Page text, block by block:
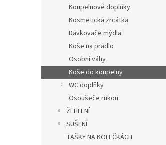
Koupelnové doplňky
Kosmetická zrcátka
Dávkovače mýdla
Koše na prádlo
Osobní váhy
Koše do koupelny
WC doplňky
Osoušeče rukou
ŽEHLENÍ
SUŠENÍ
TAŠKY NA KOLEČKÁCH